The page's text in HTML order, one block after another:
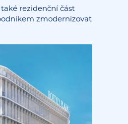
rezidenční část
zmodernizovat